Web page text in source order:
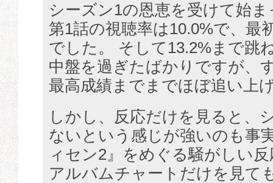
シーズン1の恩恵を受けて始
第1話の視聴率は10.0%で、最
でした。 そして13.2%まで跳
中盤を過ぎたばかりですが、
最高成績までまでほぼ追い上
しかし、反応だけを見ると、
ないという感じが強いのも事
ィセン2』をめぐる騒がしい
アルバムチャートだけを見て